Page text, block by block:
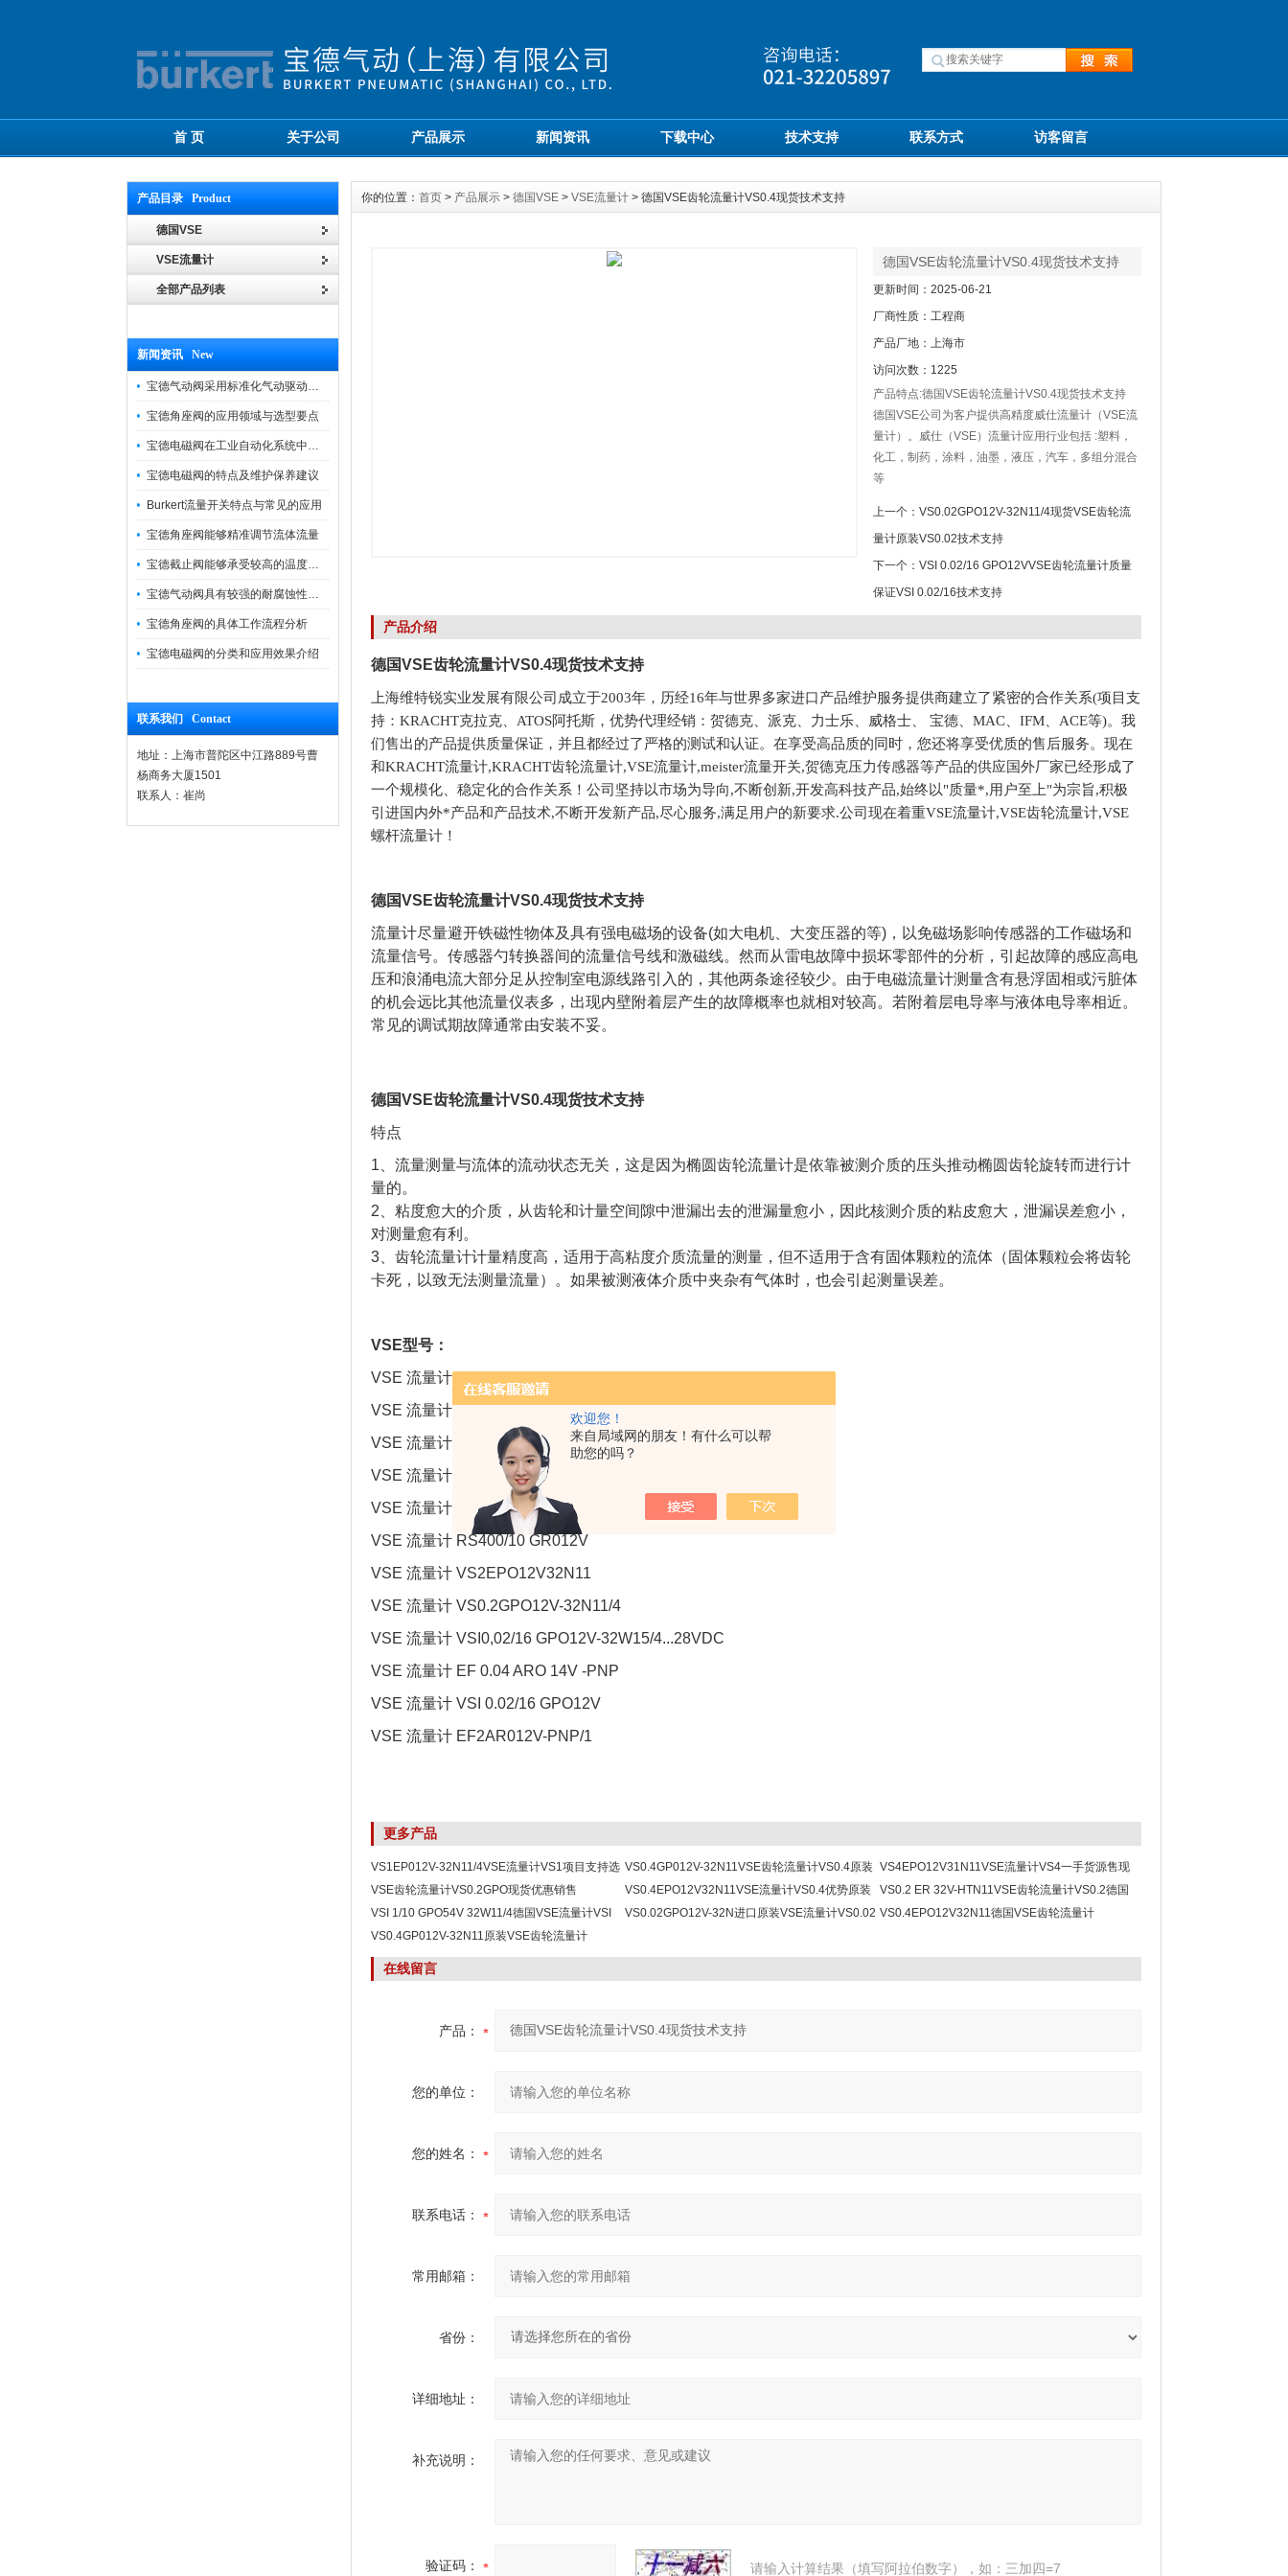
欢迎您！
来自局域网的朋友！有什么可以帮
助您的吗？
首 页 关于公司 产品展示 新闻资讯 下载中心 技术支持 联系方式 访客留言
产品目录 Product
德国VSE
VSE流量计
全部产品列表
新闻资讯 New
宝德气动阀采用标准化气动驱动设计，可匹配各类工业气源工况
宝德角座阀的应用领域与选型要点
宝德电磁阀在工业自动化系统中的作用
宝德电磁阀的特点及维护保养建议
Burkert流量开关特点与常见的应用
宝德角座阀能够精准调节流体流量
宝德截止阀能够承受较高的温度和压力
宝德气动阀具有较强的耐腐蚀性和抗震性
宝德角座阀的具体工作流程分析
宝德电磁阀的分类和应用效果介绍
联系我们 Contact
地址：上海市普陀区中江路889号曹
杨商务大厦1501
联系人：崔尚
你的位置： 首页 > 产品展示 > 德国VSE > VSE流量计 > 德国VSE齿轮流量计VS0.4现货技术支持
德国VSE齿轮流量计VS0.4现货技术支持
更新时间：2025-06-21
厂商性质：工程商
产品厂地：上海市
访问次数：1225
产品特点:德国VSE齿轮流量计VS0.4现货技术支持
德国VSE公司为客户提供高精度威仕流量计（VSE流
量计）。威仕（VSE）流量计应用行业包括 :塑料，
化工，制药，涂料，油墨，液压，汽车，多组分混合
等
上一个： VS0.02GPO12V-32N11/4现货VSE齿轮流
量计原装VS0.02技术支持
下一个： VSI 0.02/16 GPO12VVSE齿轮流量计质量
保证VSI 0.02/16技术支持
产品介绍
德国VSE齿轮流量计VS0.4现货技术支持
上海维特锐实业发展有限公司成立于2003年，历经16年与世界多家进口产品维护服务提供商建立了紧密的合作关系(项目支
持：KRACHT克拉克、ATOS阿托斯，优势代理经销：贺德克、派克、力士乐、威格士、 宝德、MAC、IFM、ACE等)。我
们售出的产品提供质量保证，并且都经过了严格的测试和认证。在享受高品质的同时，您还将享受优质的售后服务。现在
和KRACHT流量计,KRACHT齿轮流量计,VSE流量计,meister流量开关,贺德克压力传感器等产品的供应国外厂家已经形成了
一个规模化、稳定化的合作关系！公司坚持以市场为导向,不断创新,开发高科技产品,始终以"质量*,用户至上"为宗旨,积极
引进国内外*产品和产品技术,不断开发新产品,尽心服务,满足用户的新要求.公司现在着重VSE流量计,VSE齿轮流量计,VSE
螺杆流量计！
德国VSE齿轮流量计VS0.4现货技术支持
流量计尽量避开铁磁性物体及具有强电磁场的设备(如大电机、大变压器的等)，以免磁场影响传感器的工作磁场和
流量信号。传感器勺转换器间的流量信号线和激磁线。然而从雷电故障中损坏零部件的分析，引起故障的感应高电
压和浪涌电流大部分足从控制室电源线路引入的，其他两条途径较少。由于电磁流量计测量含有悬浮固相或污脏体
的机会远比其他流量仪表多，出现内壁附着层产生的故障概率也就相对较高。若附着层电导率与液体电导率相近。
常见的调试期故障通常由安装不妥。
德国VSE齿轮流量计VS0.4现货技术支持
特点
1、流量测量与流体的流动状态无关，这是因为椭圆齿轮流量计是依靠被测介质的压头推动椭圆齿轮旋转而进行计
量的。
2、粘度愈大的介质，从齿轮和计量空间隙中泄漏出去的泄漏量愈小，因此核测介质的粘皮愈大，泄漏误差愈小，
对测量愈有利。
3、齿轮流量计计量精度高，适用于高粘度介质流量的测量，但不适用于含有固体颗粒的流体（固体颗粒会将齿轮
卡死，以致无法测量流量）。如果被测液体介质中夹杂有气体时，也会引起测量误差。
VSE型号：
VSE 流量计 VS0.4EP012V-HTPNP/X+MF1-1-230-3-1(0-10V）
VSE 流量计 VS0.4GPO12V-32N11/2 10..28VDC
VSE 流量计 VS1GP012V-32N11/4 VSE 流量计 EF2AR064V-PNP/1
VSE 流量计 VS4GP012V-32N11
VSE 流量计 VSI 2/10 S07V32
VSE 流量计 RS400/10 GR012V
VSE 流量计 VS2EPO12V32N11
VSE 流量计 VS0.2GPO12V-32N11/4
VSE 流量计 VSI0,02/16 GPO12V-32W15/4...28VDC
VSE 流量计 EF 0.04 ARO 14V -PNP
VSE 流量计 VSI 0.02/16 GPO12V
VSE 流量计 EF2AR012V-PNP/1
更多产品
VS1EP012V-32N11/4VSE流量计VS1项目支持选
型
VS0.4GP012V-32N11VSE齿轮流量计VS0.4原装
优惠销售
VS4EPO12V31N11VSE流量计VS4一手货源售现
货多多
VSE齿轮流量计VS0.2GPO现货优惠销售
VS0.4EPO12V32N11VSE流量计VS0.4优势原装
现货技术支持
VS0.2 ER 32V-HTN11VSE齿轮流量计VS0.2德国
进口原装现货
VSI 1/10 GPO54V 32W11/4德国VSE流量计VSI
1/10高清版本一手货源
VS0.02GPO12V-32N进口原装VSE流量计VS0.02 VS0.4EPO12V32N11德国VSE齿轮流量计
VS0.4GP012V-32N11原装VSE齿轮流量计
VS0.4GP0德国原厂销售
在线留言
产品：
您的单位：
您的姓名：
联系电话：
常用邮箱：
省份：
详细地址：
补充说明：
验证码： 请输入计算结果（填写阿拉伯数字），如：三加四=7